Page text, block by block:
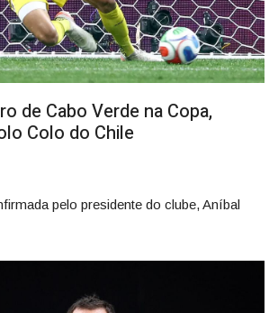
de Cabo Verde na Copa,
Colo do Chile
pelo presidente do clube, Aníbal